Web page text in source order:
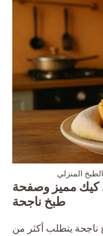
المنزلي
كيك مميز وصفحة
طبخ ناجحة
يتطلب أكثر من